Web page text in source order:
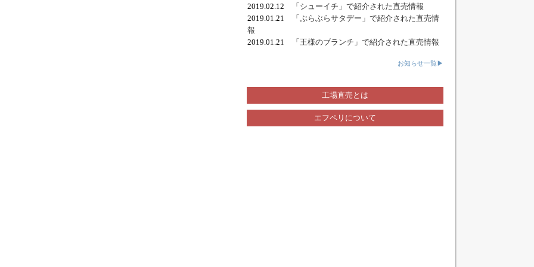
2019.02.12
「シューイチ」で紹介された直売情報
2019.01.21
「ぶらぶらサタデー」で紹介された直売情
報
2019.01.21
「王様のブランチ」で紹介された直売情報
お知らせ一覧▶
工場直売とは
エフペリについて